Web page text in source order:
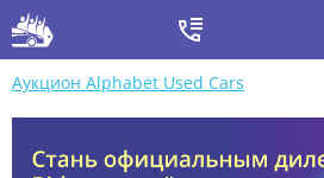
Аукцион Alphabet Used Cars